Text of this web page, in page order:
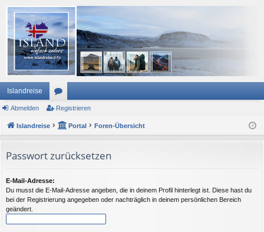
Islandreise
or
en
Abmelden Registrieren
Islandreise Portal Foren-Übersicht
Passwort zurücksetzen
E-Mail-Adresse:
Du musst die E-Mail-Adresse angeben, die in deinem Profil hinterlegt ist. Diese hast du
bei der Registrierung angegeben oder nachträglich in deinem persönlichen Bereich
geändert.